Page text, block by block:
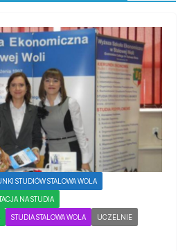
STUDIÓW STALOWA WOLA
NA STUDIA
STUDIA STALOWA WOLA UCZELNIE